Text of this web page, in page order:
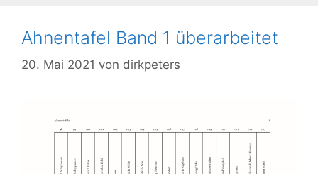
Ahnentafel Band 1 überarbeitet
20. Mai 2021 von dirkpeters